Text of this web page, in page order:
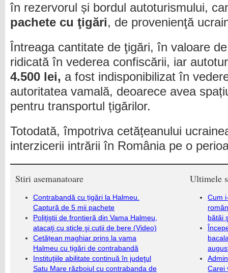
în rezervorul și bordul autoturismului,
pachete cu ţigări, de provenienţă
Întreaga cantitate de ţigări, în valoare
ridicată în vederea confiscării, iar
4.500 lei, a fost indisponibilizat în
autoritatea vamală, deoarece avea
pentru transportul țigărilor.
Totodată, împotriva cetățeanului
interzicerii intrării în România pe o
Stiri asemanatoare
Contrabandă cu țigări la Halmeu.
Captură de 5 mii pachete
Poliţiştii de frontieră din Vama Halmeu,
atacaţi cu sticle şi cutii de bere (Video)
Cetățean maghiar prins la vama
Halmeu cu țigări de contrabandă
Instituţiile abilitate continuă în judeţul
Satu Mare războiul cu contrabanda de
Ultimele
Cum
bătăi
Carei